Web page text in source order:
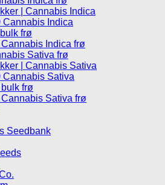
| Cannabis Indica
Cannabis Indica
frø
Indica frø
Sativa frø
| Cannabis Sativa
Cannabis Sativa
frø
Sativa frø
Seedbank